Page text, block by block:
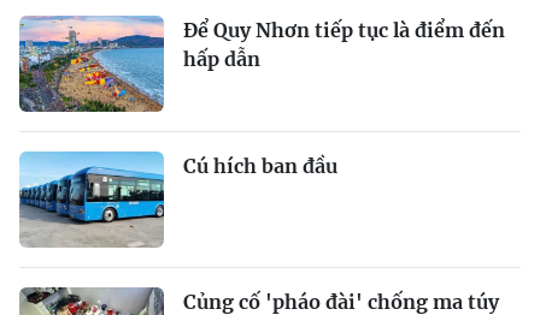
Để Quy Nhơn tiếp tục là điểm đến
hấp dẫn
Cú hích ban đầu
Củng cố 'pháo đài' chống ma túy